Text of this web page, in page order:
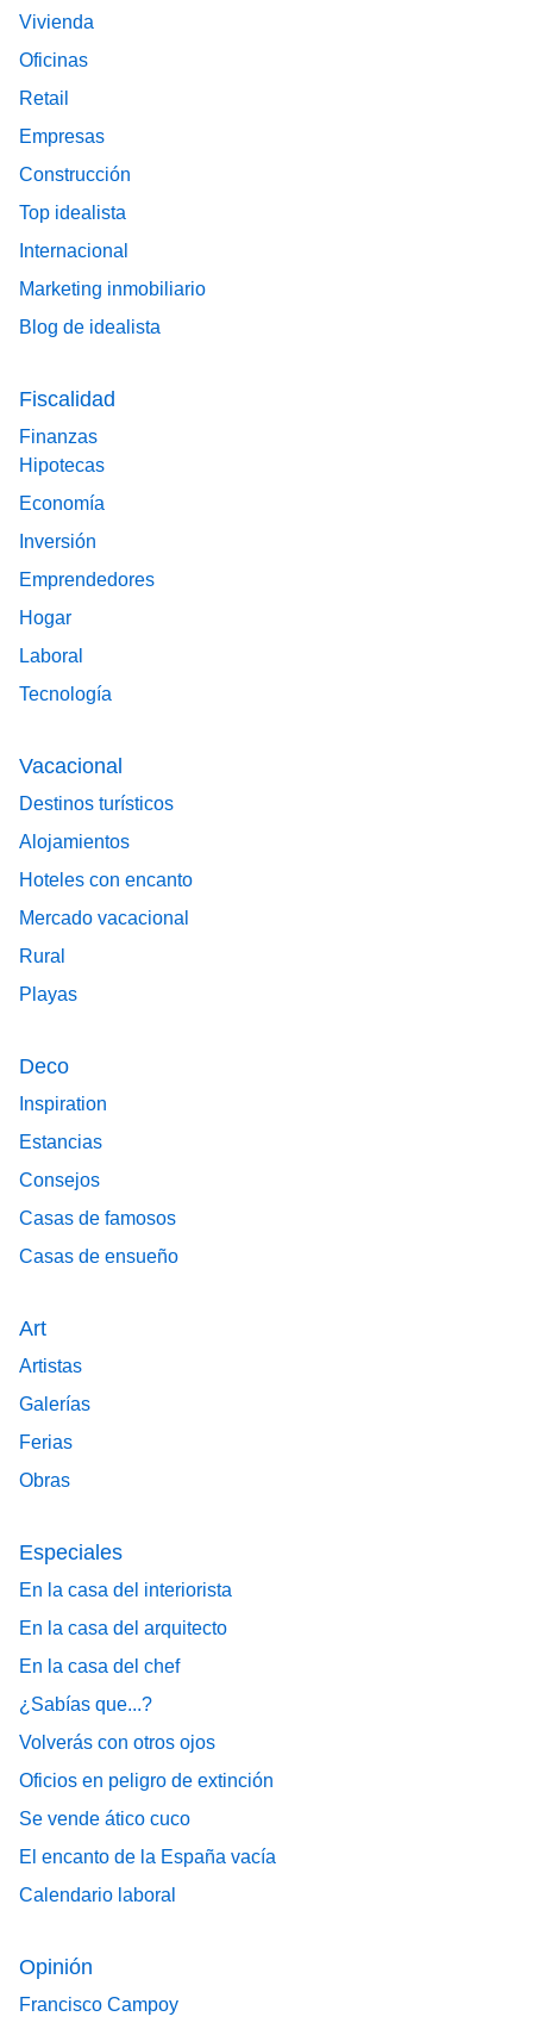
Vivienda
Oficinas
Retail
Empresas
Construcción
Top idealista
Internacional
Marketing inmobiliario
Blog de idealista
Fiscalidad
Finanzas
Hipotecas
Economía
Inversión
Emprendedores
Hogar
Laboral
Tecnología
Vacacional
Destinos turísticos
Alojamientos
Hoteles con encanto
Mercado vacacional
Rural
Playas
Deco
Inspiration
Estancias
Consejos
Casas de famosos
Casas de ensueño
Art
Artistas
Galerías
Ferias
Obras
Especiales
En la casa del interiorista
En la casa del arquitecto
En la casa del chef
¿Sabías que...?
Volverás con otros ojos
Oficios en peligro de extinción
Se vende ático cuco
El encanto de la España vacía
Calendario laboral
Opinión
Francisco Campoy